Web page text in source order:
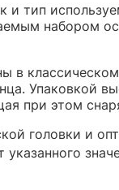
и тип
набором
в
Упаковкой
при этом
головки и